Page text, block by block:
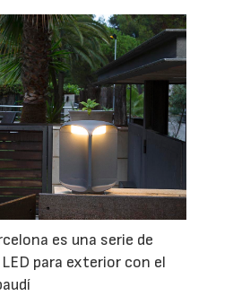
es una serie de
para exterior con el